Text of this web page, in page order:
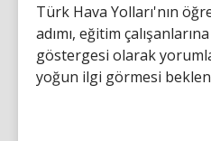
Türk Hava Yolları'nın
adımı, eğitim
göstergesi olarak
yoğun ilgi görmesi